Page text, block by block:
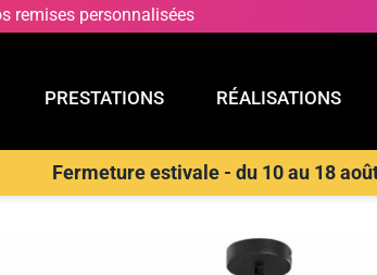
remises personnalisées
PRESTATIONS RÉALISATIONS
Fermeture estivale - du 10 au 18
PRESTATIONS RÉALISATIONS
Suspensions Design & Déco>LUCE AMBIENTE